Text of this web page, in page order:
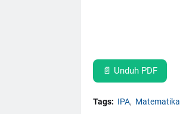
📄 Unduh PDF
Tags: IPA Matematika